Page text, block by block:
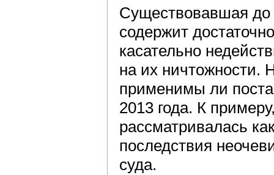
Существовавшая до
содержит
касательно
на их ничтожности.
применимы ли
2013 года. К
рассматривалась
последствия
суда.